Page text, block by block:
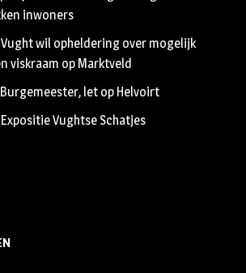
inwoners
Vught wil opheldering over mogelijk
viskraam op Marktveld
Burgemeester, let op Helvoirt
Expositie Vughtse Schatjes